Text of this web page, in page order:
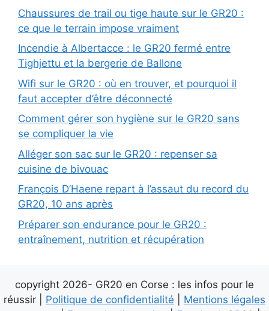
Chaussures de trail ou tige haute sur le GR20 :
ce que le terrain impose vraiment
Incendie à Albertacce : le GR20 fermé entre
Tighjettu et la bergerie de Ballone
Wifi sur le GR20 : où en trouver, et pourquoi il
faut accepter d’être déconnecté
Comment gérer son hygiène sur le GR20 sans
se compliquer la vie
Alléger son sac sur le GR20 : repenser sa
cuisine de bivouac
François D’Haene repart à l’assaut du record du
GR20, 10 ans après
Préparer son endurance pour le GR20 :
entraînement, nutrition et récupération
copyright 2026- GR20 en Corse : les infos pour le
réussir | Politique de confidentialité
Mentions légales